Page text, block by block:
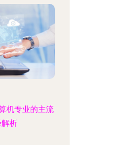
机专业的主流
析